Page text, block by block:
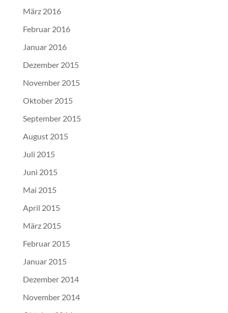
März 2016
Februar 2016
Januar 2016
Dezember 2015
November 2015
Oktober 2015
September 2015
August 2015
Juli 2015
Juni 2015
Mai 2015
April 2015
März 2015
Februar 2015
Januar 2015
Dezember 2014
November 2014